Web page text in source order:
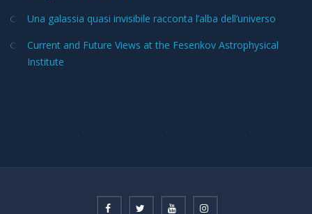
Una galassia quasi invisibile racconta l’alba dell’universo
Current and Future Views at the Fesenkov Astrophysical
Institute